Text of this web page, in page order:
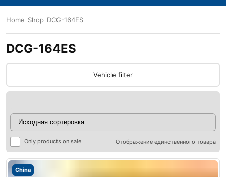
Home Shop DCG-164ES
DCG-164ES
Vehicle filter
Only products on sale Отображение единственного товара
China